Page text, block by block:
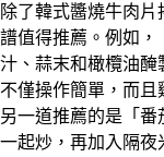
除了韓式醬燒牛肉
譜值得推薦。例如，
汁、蒜末和橄欖油醃
不僅操作簡單，而且
另一道推薦的是「
一起炒，再加入隔夜